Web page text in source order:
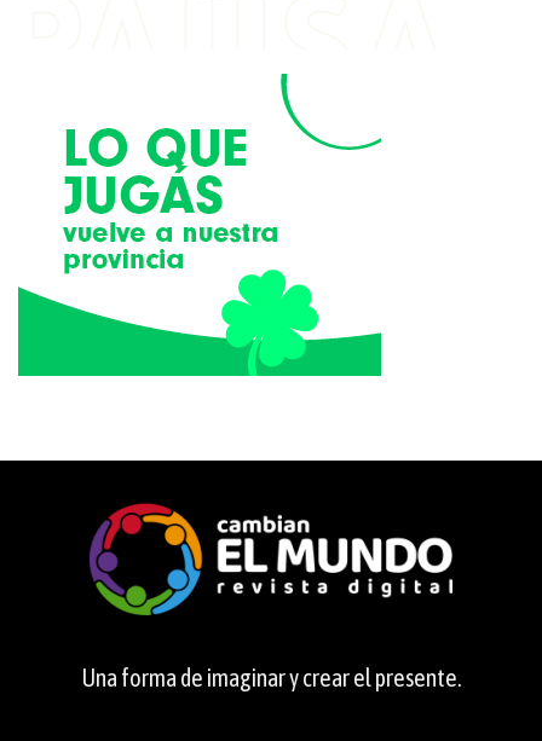
Una forma de imaginar y crear el presente.